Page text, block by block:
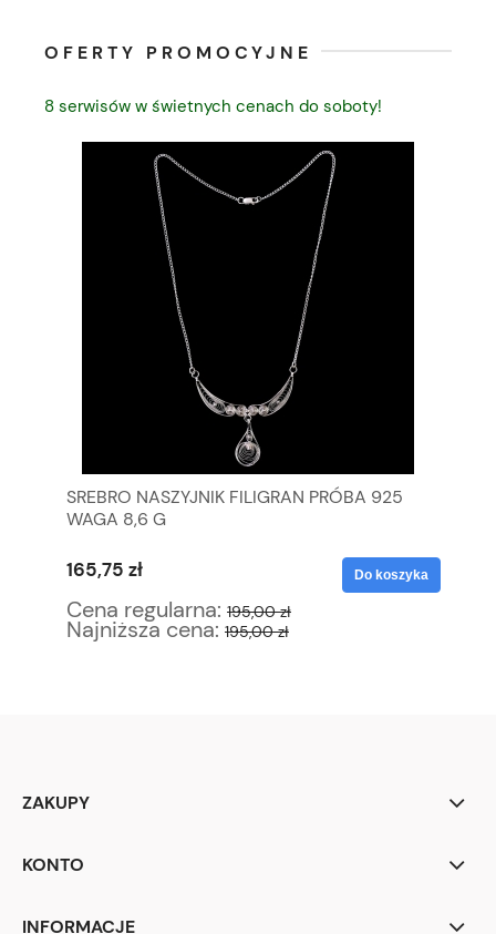
OFERTY PROMOCYJNE
8 serwisów w świetnych cenach do soboty!
SREBRO NASZYJNIK FILIGRAN PRÓBA 925
WAGA 8,6 G
165,75 zł
Cena regularna: 195,00 zł
Najniższa cena: 195,00 zł
Do koszyka
ZAKUPY
KONTO
INFORMACJE